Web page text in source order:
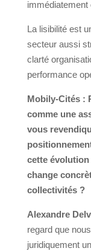
immédiatement
La lisibilité est
secteur aussi
clarté
performance
Mobily-Cités :
comme une
vous
cette évolution
change
collectivités ?
Alexandre
regard que
juridiquement